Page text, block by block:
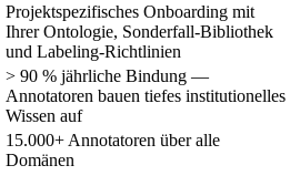
Projektspezifisches Onboarding mit
Ihrer Ontologie, Sonderfall-Bibliothek
und Labeling-Richtlinien
> 90 % jährliche Bindung —
Annotatoren bauen tiefes institutionelles
Wissen auf
15.000+ Annotatoren über alle
Domänen